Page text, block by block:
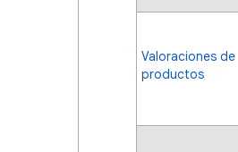
Valoraciones de
productos